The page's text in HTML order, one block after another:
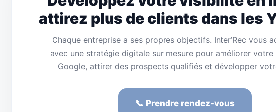
attirez plus de clients dans les
Chaque entreprise a ses propres objectifs. Inter’Rec vous
avec une stratégie digitale sur mesure pour améliorer
Google, attirer des prospects qualifiés et développer
📞 Prendre rendez-vous